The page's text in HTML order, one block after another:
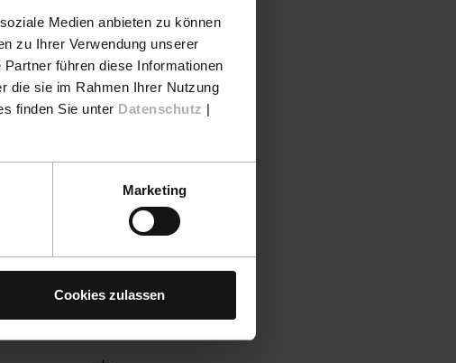
Medien anbieten zu können
zu Ihrer Verwendung unserer
führen diese Informationen
die sie im Rahmen Ihrer Nutzung
finden Sie unter Datenschutz |
Marketing
Cookies zulassen